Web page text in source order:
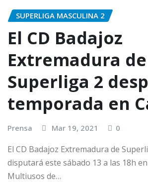
SUPERLIGA MASCULINA 2
El CD Badajoz
Extremadura de
Superliga 2
temporada en
Prensa Mar 19, 2021 0
El CD Badajoz Extremadura de
disputará este sábado 13 a las 18h
Multiusos de…